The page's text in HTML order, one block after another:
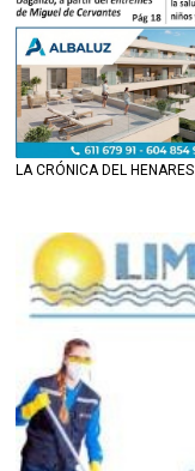
LA CRÓNICA DEL HENARES